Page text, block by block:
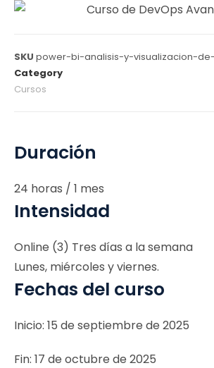
SKU power-bi-analisis-y-visualizacion-
Category
Cursos
Duración
24 horas / 1 mes
Intensidad
Online (3) Tres días a la semana
Lunes, miércoles y viernes.
Fechas del curso
Inicio: 15 de septiembre de 2025
Fin: 17 de octubre de 2025